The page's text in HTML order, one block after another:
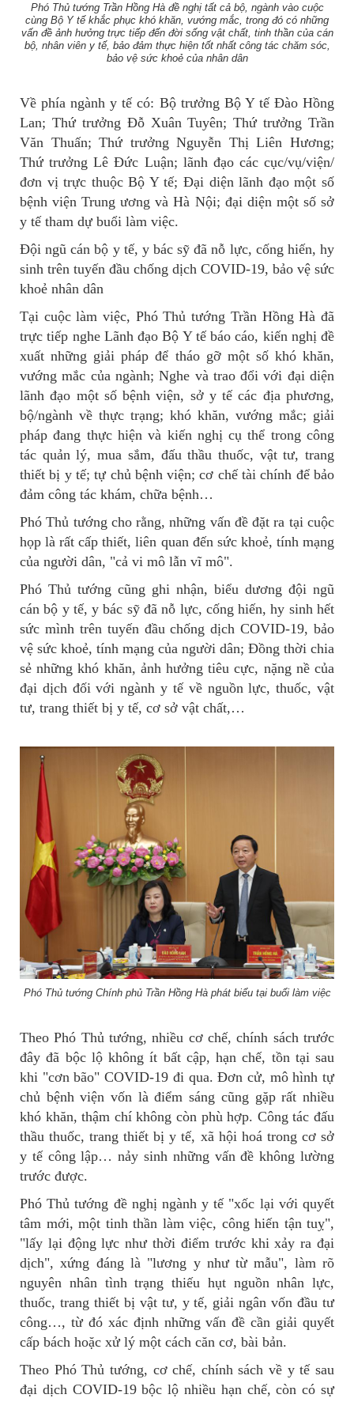
Phó Thủ tướng Trần Hồng Hà đề nghị tất cả bộ, ngành vào cuộc
cùng Bộ Y tế khắc phục khó khăn, vướng mắc, trong đó có những
vấn đề ảnh hưởng trực tiếp đến đời sống vật chất, tinh thần của cán
bộ, nhân viên y tế, bảo đảm thực hiện tốt nhất công tác chăm sóc,
bảo vệ sức khoẻ của nhân dân
Về phía ngành y tế có: Bộ trưởng Bộ Y tế Đào Hồng
Lan; Thứ trưởng Đỗ Xuân Tuyên; Thứ trưởng Trần
Văn Thuấn; Thứ trưởng Nguyễn Thị Liên Hương;
Thứ trưởng Lê Đức Luận; lãnh đạo các cục/vụ/viện/
đơn vị trực thuộc Bộ Y tế; Đại diện lãnh đạo một số
bệnh viện Trung ương và Hà Nội; đại diện một số sở
y tế tham dự buổi làm việc.
Đội ngũ cán bộ y tế, y bác sỹ đã nỗ lực, cống hiến, hy
sinh trên tuyến đầu chống dịch COVID-19, bảo vệ sức
khoẻ nhân dân
Tại cuộc làm việc, Phó Thủ tướng Trần Hồng Hà đã
trực tiếp nghe Lãnh đạo Bộ Y tế báo cáo, kiến nghị đề
xuất những giải pháp để tháo gỡ một số khó khăn,
vướng mắc của ngành; Nghe và trao đổi với đại diện
lãnh đạo một số bệnh viện, sở y tế các địa phương,
bộ/ngành về thực trạng; khó khăn, vướng mắc; giải
pháp đang thực hiện và kiến nghị cụ thể trong công
tác quản lý, mua sắm, đấu thầu thuốc, vật tư, trang
thiết bị y tế; tự chủ bệnh viện; cơ chế tài chính để bảo
đảm công tác khám, chữa bệnh…
Phó Thủ tướng cho rằng, những vấn đề đặt ra tại cuộc
họp là rất cấp thiết, liên quan đến sức khoẻ, tính mạng
của người dân, "cả vi mô lẫn vĩ mô".
Phó Thủ tướng cũng ghi nhận, biểu dương đội ngũ
cán bộ y tế, y bác sỹ đã nỗ lực, cống hiến, hy sinh hết
sức mình trên tuyến đầu chống dịch COVID-19, bảo
vệ sức khoẻ, tính mạng của người dân; Đồng thời chia
sẻ những khó khăn, ảnh hưởng tiêu cực, nặng nề của
đại dịch đối với ngành y tế về nguồn lực, thuốc, vật
tư, trang thiết bị y tế, cơ sở vật chất,…
Phó Thủ tướng Chính phủ Trần Hồng Hà phát biểu tại buổi làm việc
Theo Phó Thủ tướng, nhiều cơ chế, chính sách trước
đây đã bộc lộ không ít bất cập, hạn chế, tồn tại sau
khi "cơn bão" COVID-19 đi qua. Đơn cử, mô hình tự
chủ bệnh viện vốn là điểm sáng cũng gặp rất nhiều
khó khăn, thậm chí không còn phù hợp. Công tác đấu
thầu thuốc, trang thiết bị y tế, xã hội hoá trong cơ sở
y tế công lập… nảy sinh những vấn đề không lường
trước được.
Phó Thủ tướng đề nghị ngành y tế "xốc lại với quyết
tâm mới, một tinh thần làm việc, công hiến tận tuỵ",
"lấy lại động lực như thời điểm trước khi xảy ra đại
dịch", xứng đáng là "lương y như từ mẫu", làm rõ
nguyên nhân tình trạng thiếu hụt nguồn nhân lực,
thuốc, trang thiết bị vật tư, y tế, giải ngân vốn đầu tư
công…, từ đó xác định những vấn đề cần giải quyết
cấp bách hoặc xử lý một cách căn cơ, bài bản.
Theo Phó Thủ tướng, cơ chế, chính sách về y tế sau
đại dịch COVID-19 bộc lộ nhiều hạn chế, còn có sự